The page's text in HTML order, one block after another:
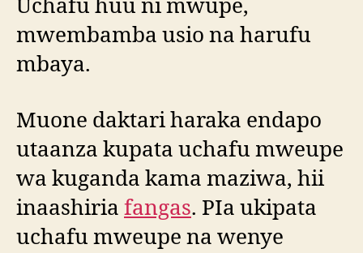
Uchafu huu ni mwupe,
mwembamba usio na harufu
mbaya.
Muone daktari haraka endapo
utaanza kupata uchafu mweupe
wa kuganda kama maziwa, hii
inaashiria fangas. PIa ukipata
uchafu mweupe na wenye